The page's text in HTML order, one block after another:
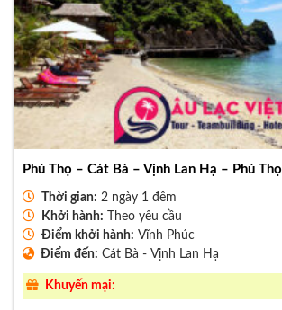
Phú Thọ – Cát Bà – Vịnh Lan Hạ – Phú Thọ
Thời gian: 2 ngày 1 đêm
Khởi hành: Theo yêu cầu
Điểm khởi hành: Vĩnh Phúc
Điểm đến: Cát Bà - Vịnh Lan Hạ
Khuyến mại: